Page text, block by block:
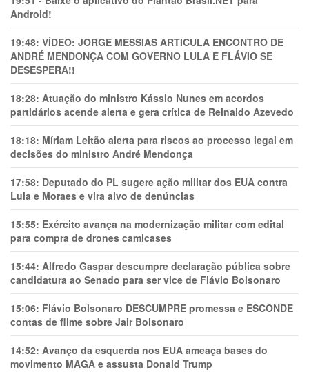
Android!
19:48: VÍDEO: JORGE MESSIAS ARTICULA ENCONTRO DE
ANDRÉ MENDONÇA COM GOVERNO LULA E FLÁVIO SE
DESESPERA!!
18:28: Atuação do ministro Kássio Nunes em acordos
partidários acende alerta e gera crítica de Reinaldo Azevedo
18:18: Míriam Leitão alerta para riscos ao processo legal em
decisões do ministro André Mendonça
17:58: Deputado do PL sugere ação militar dos EUA contra
Lula e Moraes e vira alvo de denúncias
15:55: Exército avança na modernização militar com edital
para compra de drones camicases
15:44: Alfredo Gaspar descumpre declaração pública sobre
candidatura ao Senado para ser vice de Flávio Bolsonaro
15:06: Flávio Bolsonaro DESCUMPRE promessa e ESCONDE
contas de filme sobre Jair Bolsonaro
14:52: Avanço da esquerda nos EUA ameaça bases do
movimento MAGA e assusta Donald Trump